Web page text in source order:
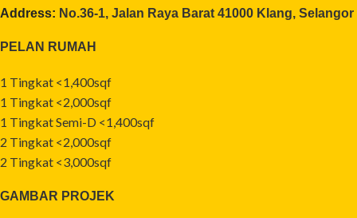
Address: No.36-1, Jalan Raya Barat 41000 Klang, Selangor
PELAN RUMAH
1 Tingkat <1,400sqf
1 Tingkat <2,000sqf
1 Tingkat Semi-D <1,400sqf
2 Tingkat <2,000sqf
2 Tingkat <3,000sqf
GAMBAR PROJEK